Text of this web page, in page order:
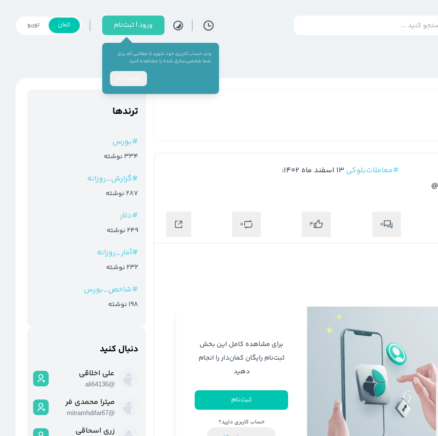
ورود | ثبت‌نام
وارد حساب کاربری خود شوید تا مطالبی که برای
شما شخصی‌سازی شده را مشاهده کنید.
کمان توربو
@
#معاملات‌بلوکی 13 اسفند ماه 1402:
0
4
0
برای مشاهده کامل این بخش
ثبت‌نام رایگان کمان‌دار را انجام
دهید
ثبت‌نام
حساب کاربری دارید؟
ترند‌ها
#بورس
334 نوشته
#گزارش_روزانه
287 نوشته
#دلار
249 نوشته
#آمار_روزانه
232 نوشته
#شاخص_بورس
198 نوشته
دنبال کنید
علی اخلاقی
@
ali64136
میترا محمدی فر
@
mitramhdifar67
زری اسحاقی